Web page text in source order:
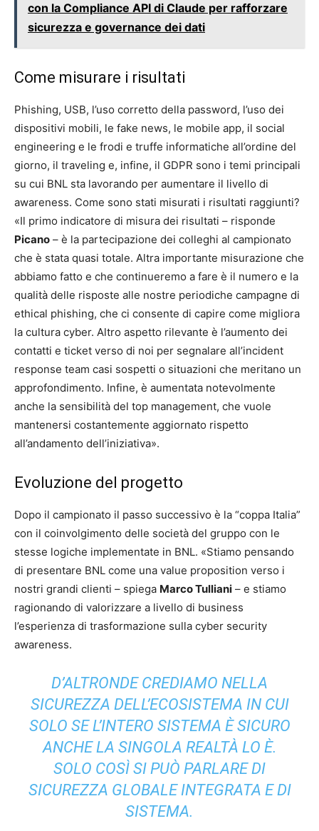
con la Compliance API di Claude per rafforzare
sicurezza e governance dei dati
Come misurare i risultati
Phishing, USB, l’uso corretto della password, l’uso dei
dispositivi mobili, le fake news, le mobile app, il social
engineering e le frodi e truffe informatiche all’ordine del
giorno, il traveling e, infine, il GDPR sono i temi principali
su cui BNL sta lavorando per aumentare il livello di
awareness. Come sono stati misurati i risultati raggiunti?
«Il primo indicatore di misura dei risultati – risponde
Picano – è la partecipazione dei colleghi al campionato
che è stata quasi totale. Altra importante misurazione che
abbiamo fatto e che continueremo a fare è il numero e la
qualità delle risposte alle nostre periodiche campagne di
ethical phishing, che ci consente di capire come migliora
la cultura cyber. Altro aspetto rilevante è l’aumento dei
contatti e ticket verso di noi per segnalare all’incident
response team casi sospetti o situazioni che meritano un
approfondimento. Infine, è aumentata notevolmente
anche la sensibilità del top management, che vuole
mantenersi costantemente aggiornato rispetto
all’andamento dell’iniziativa».
Evoluzione del progetto
Dopo il campionato il passo successivo è la “coppa Italia”
con il coinvolgimento delle società del gruppo con le
stesse logiche implementate in BNL. «Stiamo pensando
di presentare BNL come una value proposition verso i
nostri grandi clienti – spiega Marco Tulliani – e stiamo
ragionando di valorizzare a livello di business
l’esperienza di trasformazione sulla cyber security
awareness.
D’ALTRONDE CREDIAMO NELLA
SICUREZZA DELL’ECOSISTEMA IN CUI
SOLO SE L’INTERO SISTEMA È SICURO
ANCHE LA SINGOLA REALTÀ LO È.
SOLO COSÌ SI PUÒ PARLARE DI
SICUREZZA GLOBALE INTEGRATA E DI
SISTEMA.